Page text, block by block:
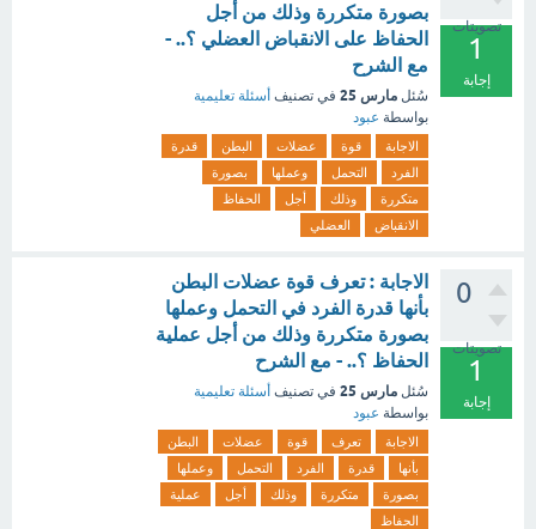
تصويتات
1
إجابة
بصورة متكررة وذلك من أجل
الحفاظ على الانقباض العضلي ؟.. -
مع الشرح
سُئل مارس 25 في تصنيف أسئلة تعليمية
بواسطة عبود
الاجابة قوة عضلات البطن
قدرة
الفرد
التحمل وعملها
بصورة
متكررة
وذلك أجل
الحفاظ
الانقباض
العضلي
0
تصويتات
1
إجابة
الاجابة : تعرف قوة عضلات البطن
بأنها قدرة الفرد في التحمل وعملها
بصورة متكررة وذلك من أجل عملية
الحفاظ ؟.. - مع الشرح
سُئل مارس 25 في تصنيف أسئلة تعليمية
بواسطة عبود
الاجابة تعرف قوة عضلات
البطن
بأنها
قدرة الفرد التحمل
وعملها
بصورة
متكررة وذلك أجل
عملية
الحفاظ